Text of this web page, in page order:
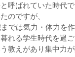
呼ばれていた時代で
のですが、
では気力・体力を
れる学生時代を過ご
教えがあり集中力が